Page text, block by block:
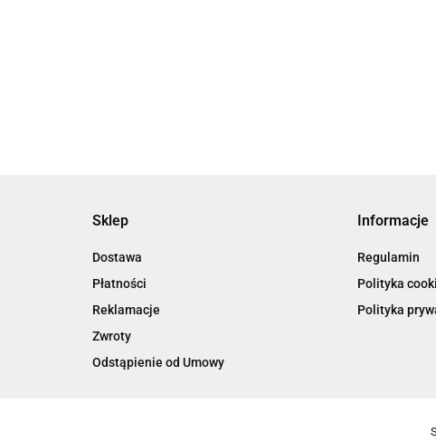
Sklep
Dostawa
Płatności
Reklamacje
Zwroty
Odstąpienie od Umowy
Informacje
Regulamin
Polityka
Polityka